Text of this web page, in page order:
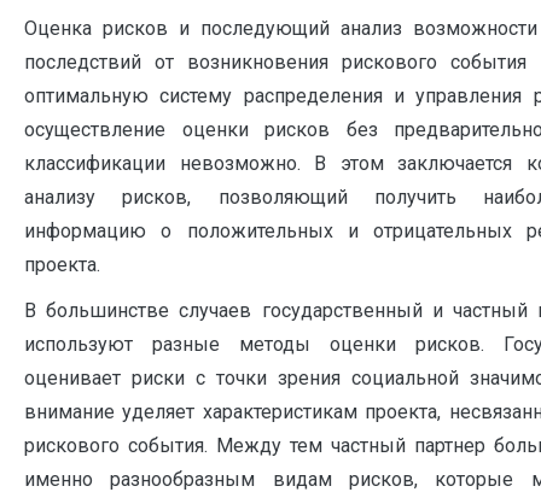
Оценка рисков и последующий анализ
последствий от возникновения рискового события
оптимальную систему распределения и управления
осуществление оценки рисков без
классификации невозможно. В этом заключается
анализу рисков, позволяющий получить
информацию о положительных и отрицательных
проекта.
В большинстве случаев государственный и
используют разные методы оценки рисков.
оценивает риски с точки зрения социальной
внимание уделяет характеристикам проекта,
рискового события. Между тем частный партнер
именно разнообразным видам рисков, которые